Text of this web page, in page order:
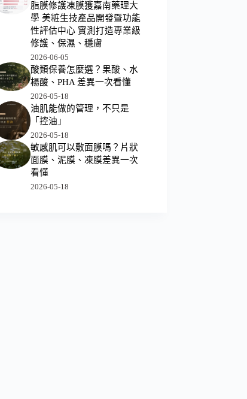
脂膜修護凍膜獲嘉南藥理大
學 美粧生技產品開發暨功能
性評估中心 實測打造專業級
修護、保濕、穩膚
2026-06-05
酸類保養怎麼選？果酸、水
楊酸、PHA 差異一次看懂
2026-05-18
油肌能做的管理，不只是
「控油」
2026-05-18
敏感肌可以敷面膜嗎？片狀
面膜、泥膜、凍膜差異一次
看懂
2026-05-18